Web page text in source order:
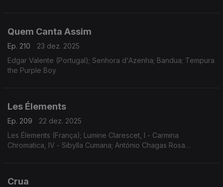
Quem Canta Assim
Ep. 210
23 dez. 2025
Edgar Valente (Portugal); Senhora d'Azenha; Bandua; Tempura
the Purple Boy
Les Élements
Ep. 209
22 dez. 2025
Les Élements (França); Lumine Clarescet, I - Carmina
Chromatica, IV - Sibylla Cumana; António Chagas Rosa
Crua